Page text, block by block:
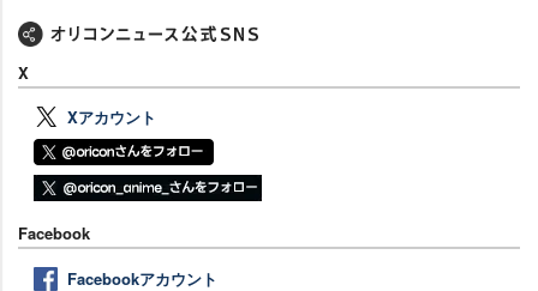
X
Xアカウント
Facebook
Facebookアカウント